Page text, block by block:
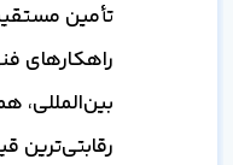
تأمین
راهکارهای
بین‌المللی،
رقابتی‌ترین